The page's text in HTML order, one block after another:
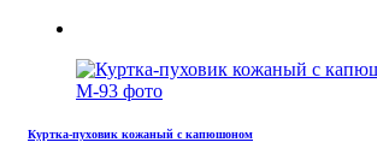
Куртка-пуховик кожаный с капюшоном